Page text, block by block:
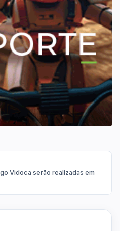
Vidoca serão realizadas em
RioSP no
serão
nova data
interdições
vias da cidade